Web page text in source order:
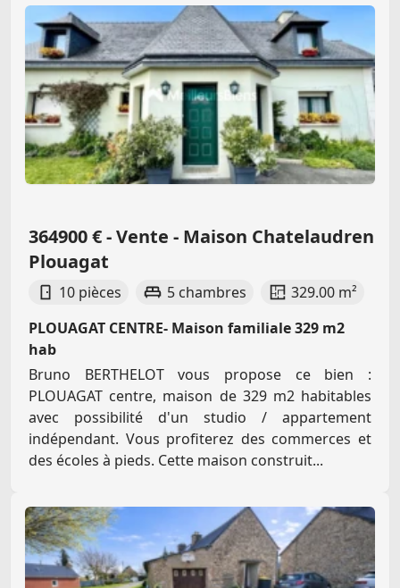
364900 € - Vente - Maison Chatelaudren
Plouagat
10 pièces 5 chambres
329.00 m²
PLOUAGAT CENTRE- Maison familiale 329 m2
hab
Bruno BERTHELOT vous propose ce bien :
PLOUAGAT centre, maison de 329 m2 habitables
avec possibilité d'un studio / appartement
indépendant. Vous profiterez des commerces et
des écoles à pieds. Cette maison construit...